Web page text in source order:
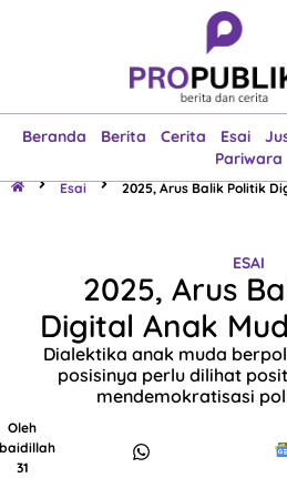
Beranda Berita Cerita Esai
Pariwara
Esai 2025, Arus Balik Politik
ESAI
2025, Arus
Digital Anak
Dialektika anak muda
posisinya perlu dilihat
mendemokratisasi
Oleh
31